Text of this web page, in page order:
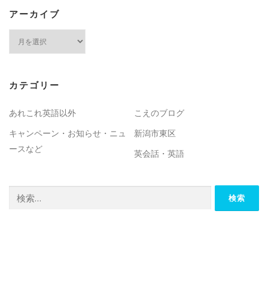
アーカイブ
ー
イ
カテゴリー
あれこれ英語以外
こえのブログ
キャンペーン・お知らせ・ニュ
ースなど
新潟市東区
英会話・英語